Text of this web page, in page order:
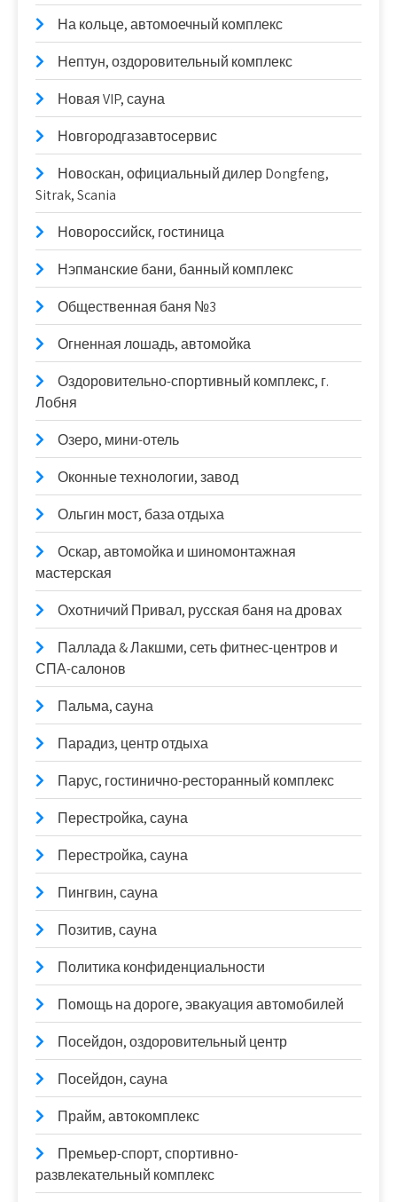
На кольце, автомоечный комплекс
Нептун, оздоровительный комплекс
Новая VIP, сауна
Новгородгазавтосервис
Новоcкан, официальный дилер Dongfeng,
Sitrak, Scania
Новороссийск, гостиница
Нэпманские бани, банный комплекс
Общественная баня №3
Огненная лошадь, автомойка
Оздоровительно-спортивный комплекс, г.
Лобня
Озеро, мини-отель
Оконные технологии, завод
Ольгин мост, база отдыха
Оскар, автомойка и шиномонтажная
мастерская
Охотничий Привал, русская баня на дровах
Паллада & Лакшми, сеть фитнес-центров и
СПА-салонов
Пальма, сауна
Парадиз, центр отдыха
Парус, гостинично-ресторанный комплекс
Перестройка, сауна
Перестройка, сауна
Пингвин, сауна
Позитив, сауна
Политика конфиденциальности
Помощь на дороге, эвакуация автомобилей
Посейдон, оздоровительный центр
Посейдон, сауна
Прайм, автокомплекс
Премьер-спорт, спортивно-
развлекательный комплекс